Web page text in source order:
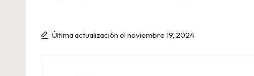
Última actualización el noviembre 19, 2024